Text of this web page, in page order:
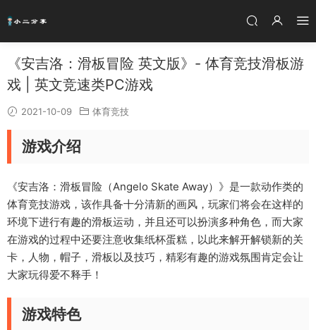
《安吉洛：滑板冒险 英文版》- 体育竞技滑板游
戏 | 英文竞速类PC游戏
2021-10-09 体育竞技
游戏介绍
《安吉洛：滑板冒险（Angelo Skate Away）》是一款动作类的
体育竞技游戏，该作具备十分清新的画风，玩家们将会在这样的
环境下进行有趣的滑板运动，并且还可以扮演多种角色，而大家
在游戏的过程中还要注意收集纸杯蛋糕，以此来解开解锁新的关
卡，人物，帽子，滑板以及技巧，精彩有趣的游戏氛围肯定会让
大家玩得爱不释手！
游戏特色